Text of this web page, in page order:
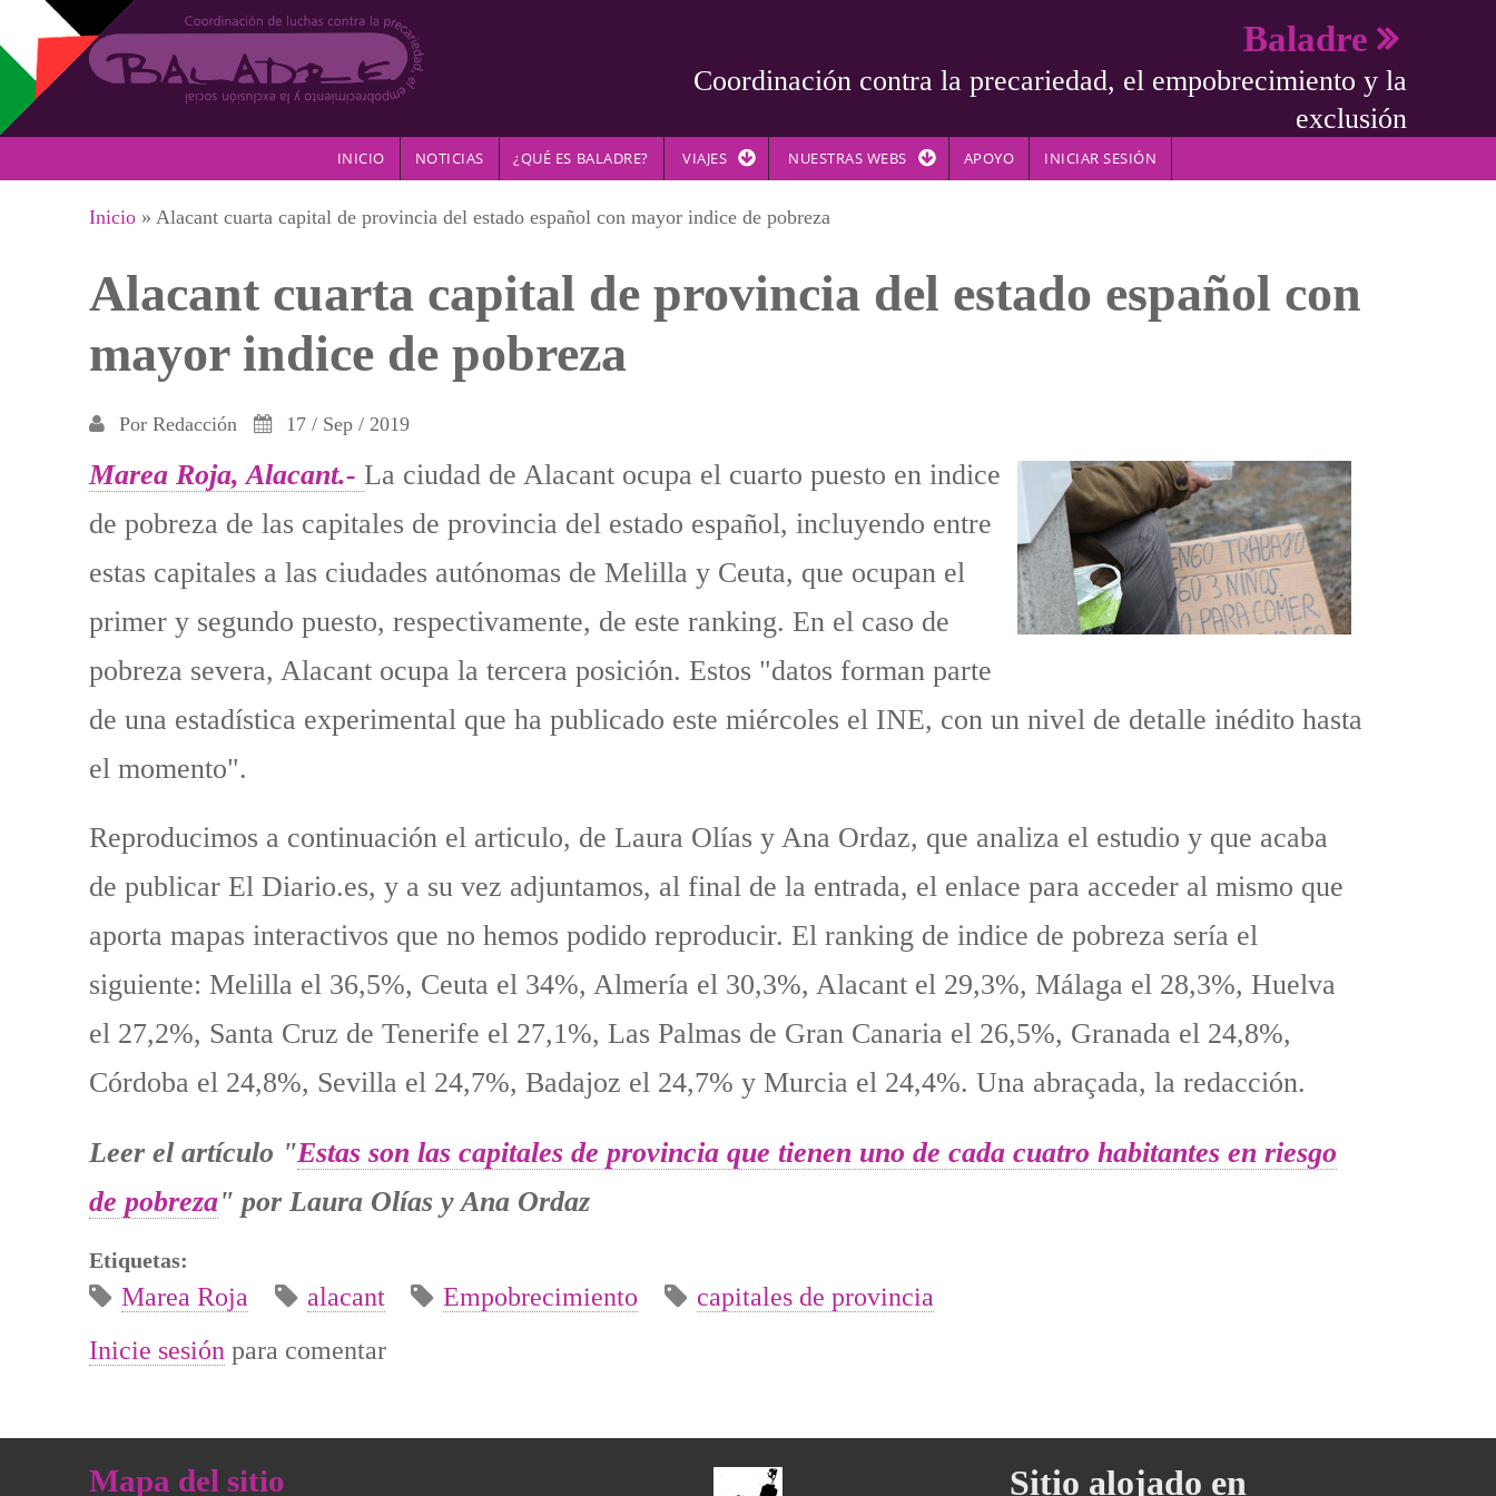
Pasar al contenido principal
Baladre
Coordinación contra la precariedad, el empobrecimiento y la
exclusión
INICIO NOTICIAS ¿QUÉ ES BALADRE? VIAJES NUESTRAS WEBS APOYO INICIAR SESIÓN
Se encuentra usted aquí
Inicio » Alacant cuarta capital de provincia del estado español con mayor indice de pobreza
Alacant cuarta capital de provincia del estado español con
mayor indice de pobreza
Por Redacción 17 / Sep / 2019
Marea Roja, Alacant.- La ciudad de Alacant ocupa el cuarto puesto en indice
de pobreza de las capitales de provincia del estado español, incluyendo entre
estas capitales a las ciudades autónomas de Melilla y Ceuta, que ocupan el
primer y segundo puesto, respectivamente, de este ranking. En el caso de
pobreza severa, Alacant ocupa la tercera posición. Estos "datos forman parte
de una estadística experimental que ha publicado este miércoles el INE, con un nivel de detalle inédito hasta
el momento".
Reproducimos a continuación el articulo, de Laura Olías y Ana Ordaz, que analiza el estudio y que acaba
de publicar El Diario.es, y a su vez adjuntamos, al final de la entrada, el enlace para acceder al mismo que
aporta mapas interactivos que no hemos podido reproducir. El ranking de indice de pobreza sería el
siguiente: Melilla el 36,5%, Ceuta el 34%, Almería el 30,3%, Alacant el 29,3%, Málaga el 28,3%, Huelva
el 27,2%, Santa Cruz de Tenerife el 27,1%, Las Palmas de Gran Canaria el 26,5%, Granada el 24,8%,
Córdoba el 24,8%, Sevilla el 24,7%, Badajoz el 24,7% y Murcia el 24,4%. Una abraçada, la redacción.
Leer el artículo "Estas son las capitales de provincia que tienen uno de cada cuatro habitantes en riesgo
de pobreza" por Laura Olías y Ana Ordaz
Etiquetas:
Marea Roja alacant Empobrecimiento
capitales de provincia
Inicie sesión para comentar
Mapa del sitio Sitio alojado en